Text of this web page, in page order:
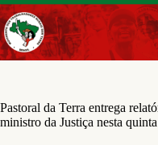
Pular
para
o
conteúdo
Pastoral da Terra entrega
ministro da Justiça nesta quinta